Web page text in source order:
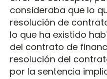
consideraba que lo
resolución de
lo que ha existido
del contrato de
resolución del
por la sentencia